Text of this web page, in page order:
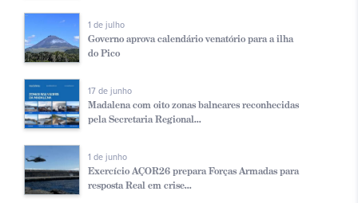
1 de julho
Governo aprova calendário venatório para a ilha
do Pico
17 de junho
Madalena com oito zonas balneares reconhecidas
pela Secretaria Regional...
1 de junho
Exercício AÇOR26 prepara Forças Armadas para
resposta Real em crise...